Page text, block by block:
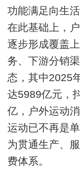
功能满足向生
在此基础上，
逐步形成覆盖
务、下游分销
态，其中2025
达5989亿元，
亿，户外运动
运动已不再是
为贯通生产、
费体系。